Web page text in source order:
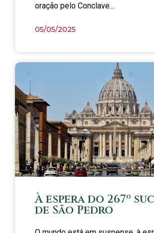
oração pelo Conclave...
05/05/2025
À espera do 267º
de São Pedro